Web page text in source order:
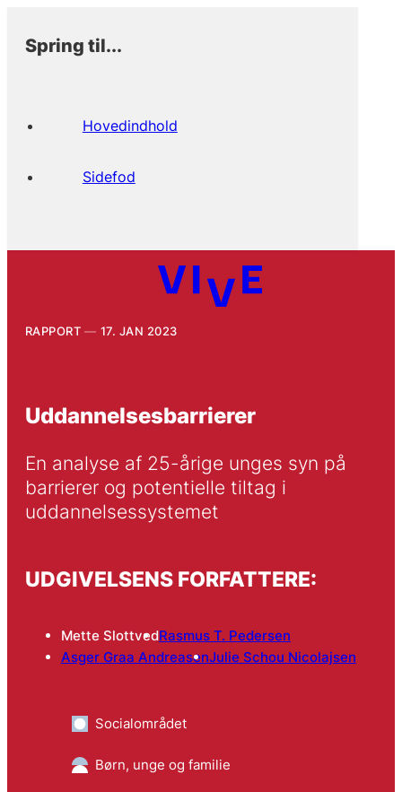
Spring til...
Hovedindhold
Sidefod
RAPPORT 17. JAN 2023
Uddannelsesbarrierer
En analyse af 25-årige unges syn på
barrierer og potentielle tiltag i
uddannelsessystemet
UDGIVELSENS FORFATTERE:
Mette SlottvedRasmus T. Pedersen
Asger Graa AndreasenJulie Schou Nicolajsen
Socialområdet
Børn, unge og familie